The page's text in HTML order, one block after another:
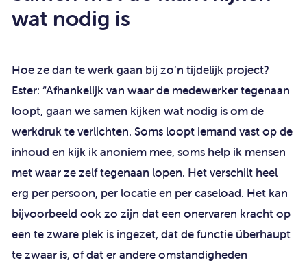
wat nodig is
Hoe ze dan te werk gaan bij zo’n tijdelijk project?
Ester: “Afhankelijk van waar de medewerker tegenaan
loopt, gaan we samen kijken wat nodig is om de
werkdruk te verlichten. Soms loopt iemand vast op de
inhoud en kijk ik anoniem mee, soms help ik mensen
met waar ze zelf tegenaan lopen. Het verschilt heel
erg per persoon, per locatie en per caseload. Het kan
bijvoorbeeld ook zo zijn dat een onervaren kracht op
een te zware plek is ingezet, dat de functie überhaupt
te zwaar is, of dat er andere omstandigheden